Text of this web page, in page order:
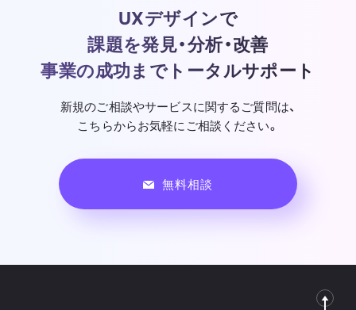
UXデザインで
課題を発見・分析・改善
事業の成功までトータルサポート
新規のご相談やサービスに関するご質問は、
こちらからお気軽にご相談ください。
無料相談